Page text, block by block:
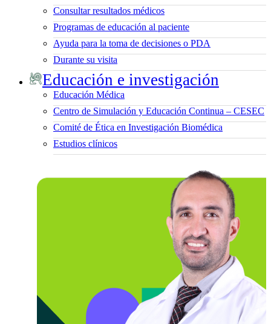
Consultar resultados médicos
Programas de educación al paciente
Ayuda para la toma de decisiones o PDA
Durante su visita
Educación e investigación
Educación Médica
Centro de Simulación y Educación Continua – CESEC
Comité de Ética en Investigación Biomédica
Estudios clínicos